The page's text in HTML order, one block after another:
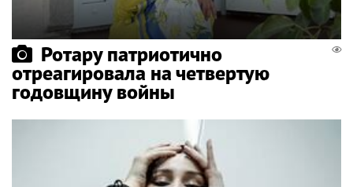
Ротару патриотично
отреагировала на четвертую
годовщину войны